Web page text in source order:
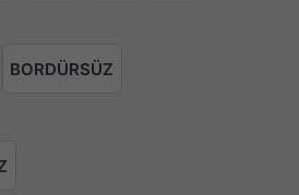
BORDÜRSÜZ